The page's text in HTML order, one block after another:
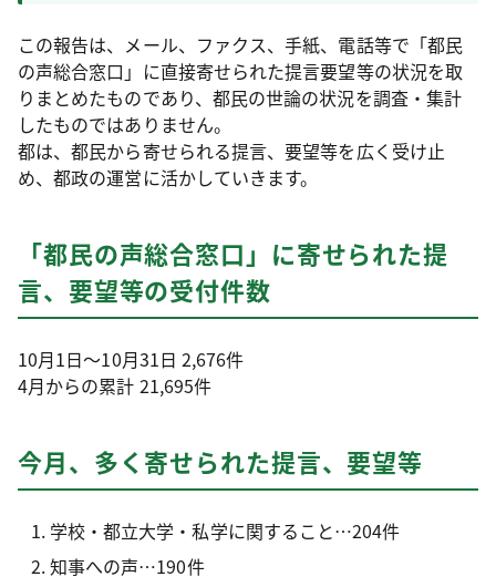
この報告は、メール、ファクス、手紙、電話等で「都民
の声総合窓口」に直接寄せられた提言要望等の状況を取
りまとめたものであり、都民の世論の状況を調査・集計
したものではありません。
都は、都民から寄せられる提言、要望等を広く受け止
め、都政の運営に活かしていきます。
「都民の声総合窓口」に寄せられた提
言、要望等の受付件数
10月1日～10月31日 2,676件
4月からの累計 21,695件
今月、多く寄せられた提言、要望等
学校・都立大学・私学に関すること…204件
知事への声…190件